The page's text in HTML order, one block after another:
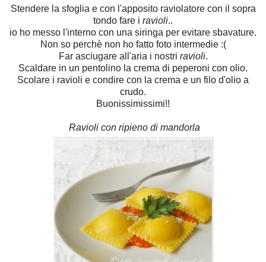
Stendere la sfoglia e con l'apposito raviolatore con il sopra
tondo fare i ravioli..
io ho messo l'interno con una siringa per evitare sbavature.
Non so perchè non ho fatto foto intermedie :(
Far asciugare all'aria i nostri ravioli.
Scaldare in un pentolino la crema di peperoni con olio.
Scolare i ravioli e condire con la crema e un filo d'olio a
crudo.
Buonissimissimi!!
Ravioli con ripieno di mandorla